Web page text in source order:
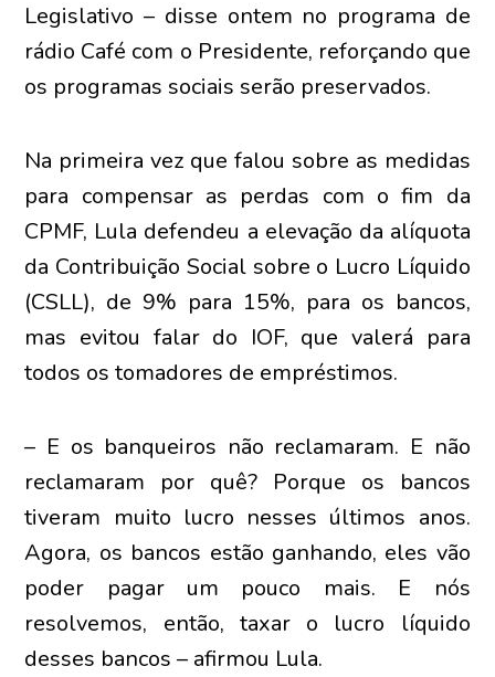
Legislativo – disse ontem no programa de
rádio Café com o Presidente, reforçando que
os programas sociais serão preservados.
Na primeira vez que falou sobre as medidas
para compensar as perdas com o fim da
CPMF, Lula defendeu a elevação da alíquota
da Contribuição Social sobre o Lucro Líquido
(CSLL), de 9% para 15%, para os bancos,
mas evitou falar do IOF, que valerá para
todos os tomadores de empréstimos.
– E os banqueiros não reclamaram. E não
reclamaram por quê? Porque os bancos
tiveram muito lucro nesses últimos anos.
Agora, os bancos estão ganhando, eles vão
poder pagar um pouco mais. E nós
resolvemos, então, taxar o lucro líquido
desses bancos – afirmou Lula.